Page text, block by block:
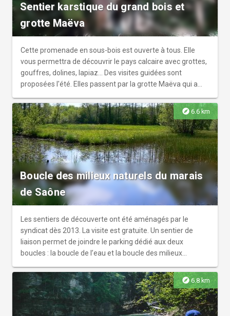
Sentier karstique du grand bois et
grotte Maëva
Cette promenade en sous-bois est ouverte à tous. Elle
vous permettra de découvrir le pays calcaire avec grottes,
gouffres, dolines, lapiaz… Des visites guidées sont
proposées l'été. Elles passent par la grotte Maëva qui a
pique-nique, WC… lieu calme et ombragé, restant frais en
cas de grosses chaleurs.
explore 6.6 km
Boucle des milieux naturels du marais
de Saône
Les sentiers de découverte ont été aménagés par le
syndicat dès 2013. La visite est gratuite. Un sentier de
liaison permet de joindre le parking dédié aux deux
boucles : la boucle de l’eau et la boucle des milieux
piétonnier en direction de la salle de l’Espace du marais
sur 300 mètres afin de rejoindre le kiosque. Un fléchage
(panneaux routiers et lames directionnelles) permette de
se repérer et de rendre l’accès plus aisé.
explore6.8 km